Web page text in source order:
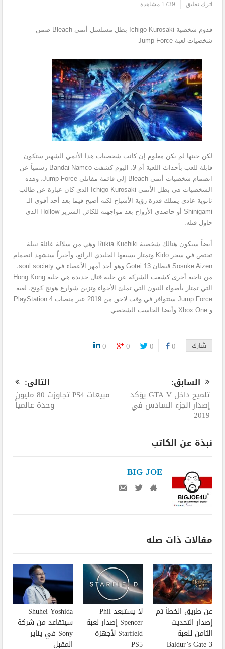
اترك تعليق
1739 مشاهدة
قدوم شخصية Ichigo Kurosaki بطل مسلسل أنمي Bleach ضمن
شخصيات لعبة Jump Force
لكن حينها لم يكن معلوم إن كانت شخصيات هذا الأنمي الشهير ستكون
قابلة للعب بأحداث اللعبة أم لا، اليوم كشفت Bandai Namco رسمياً عن
انضمام شخصيات أنمي Bleach إلى قائمة مقاتلي Jump Force، وهذه
الشخصيات هي بطل الأنمي Ichigo Kurosaki الذي كان عبارة عن طالب
ثانوية عادي يمتلك قدرة رؤية الأشباح لكنه أصبح فيما بعد أحد أقوى الـ
Shinigami أو حاصدي الأرواح بعد مواجهته للكائن الشرير Hollow الذي
حاول قتله.
أيضاً سيكون هنالك شخصية Rukia Kuchiki وهي من سلالة عائلة نبيلة
تختص في سحر Kido وتمتاز بسيفها الجليدي الرائع، وأخيراً سنشهد انضمام
Sosuke Aizen قبطان Gotei 13 وهو أحد أمهر الأعضاء في soul society،
من ناحية أخرى كشفت الشركة عن حلبة قتال جديدة هي حلبة Hong Kong
التي تمتاز بأضواء النيون التي تملئ الأجواء وتزين شوارع هونج كونج، لعبة
Jump Force ستتوافر في وقت لاحق من 2019 عبر منصات PlayStation 4
و Xbox One وأيضا الحاسب الشخصي.
شارك 0
0
0
0
السابق:
تلميح داخل GTA V يؤكد
إصدار الجزء السادس في
2019
التالى:
مبيعات PS4 تجاوزت 80 مليون
وحدة عالمياً
نبذة عن الكاتب
BIG JOE
مقالات ذات صله
عن طريق الخطأ تم
إصدار التحديث
الثامن للعبة
Baldur’s Gate 3
لا يستبعد Phil
Spencer إصدار لعبة
Starfield لأجهزة
PS5
Shuhei Yoshida
سيتقاعد من شركة
Sony في يناير
المقبل